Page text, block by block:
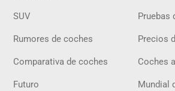
SUV Pruebas
Rumores de coches Precios
Comparativa de coches Coches
Futuro Mundial